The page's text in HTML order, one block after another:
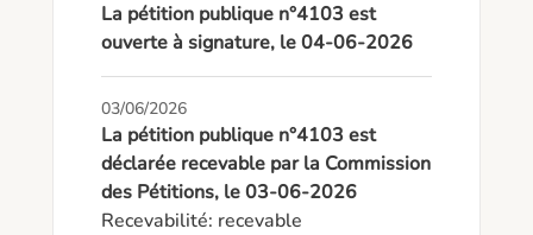
La pétition publique n°4103 est
ouverte à signature, le 04-06-2026
03/06/2026
La pétition publique n°4103 est
déclarée recevable par la Commission
des Pétitions, le 03-06-2026
Recevabilité: recevable